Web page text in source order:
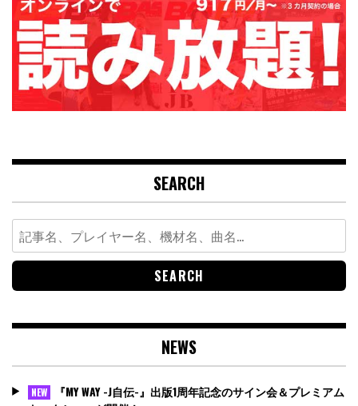
SEARCH
Search
for:
NEWS
NEW
『MY WAY -J自伝-』出版1周年記念のサイン会＆プレミアム